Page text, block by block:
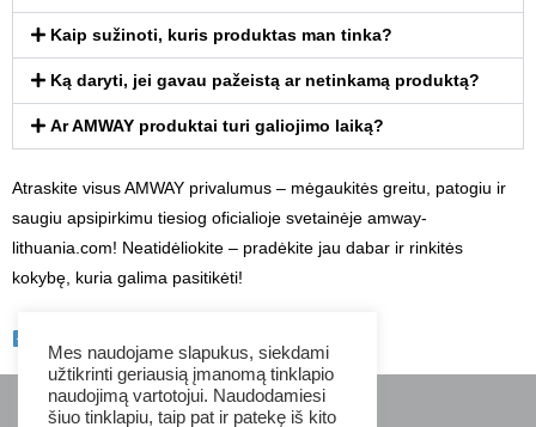
Kaip sužinoti, kuris produktas man tinka?
Ką daryti, jei gavau pažeistą ar netinkamą produktą?
Ar AMWAY produktai turi galiojimo laiką?
Atraskite visus AMWAY privalumus – mėgaukitės greitu, patogiu ir
saugiu apsipirkimu tiesiog oficialioje svetainėje amway-
lithuania.com! Neatidėliokite – pradėkite jau dabar ir rinkitės
kokybę, kuria galima pasitikėti!
Tel:+370 656 88356
Mes naudojame slapukus, siekdami
užtikrinti geriausią įmanomą tinklapio
naudojimą vartotojui. Naudodamiesi
šiuo tinklapiu, taip pat ir patekę iš kito